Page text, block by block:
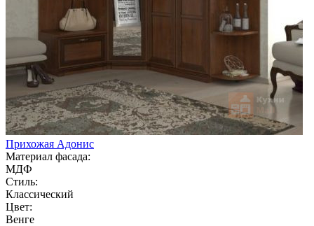
Прихожая Адонис
Материал фасада:
МДФ
Стиль:
Классический
Цвет:
Венге